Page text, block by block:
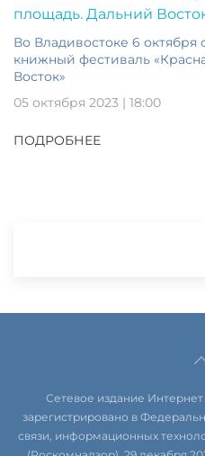
Во Владивостоке 6 октября
книжный фестиваль
Восток»
05 октября 2023 | 18:00
ПОДРОБНЕЕ
Сетевое издание
зарегистрировано в
связи, информационных